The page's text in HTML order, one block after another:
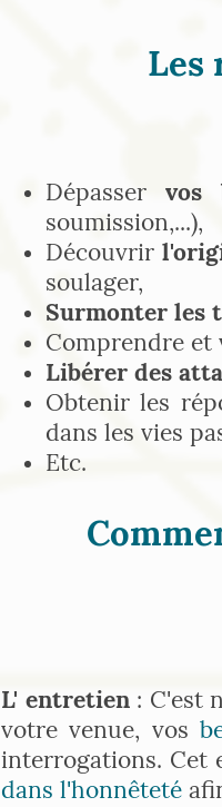
Dépasser vos
soumission,...),
Découvrir
soulager,
Surmonter les
Comprendre et
Libérer des
Obtenir les
dans les vies
Etc.
Les
L' entretien : C'est
votre venue, vos
interrogations. Cet
dans l'honnêteté